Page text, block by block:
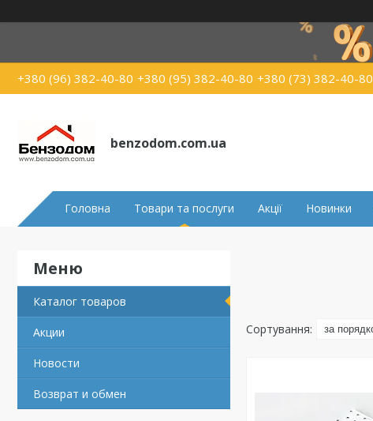
+380 (96) 382-40-80 +380 (95) 382-40-80 +380 (73) 382-40-80
benzodom.com.ua
Головна Товари та послуги Акції Новинки
Каталог товаров
Акции
Новости
Возврат и обмен